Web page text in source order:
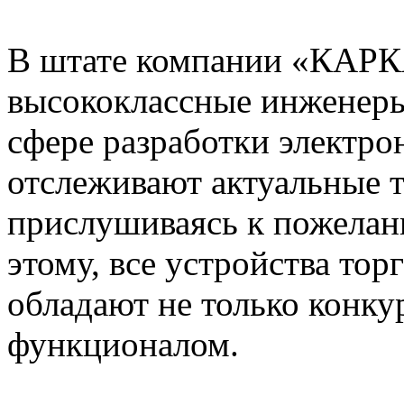
В штате компании
высококлассные
сфере разработки
отслеживают актуальные
прислушиваясь к
этому, все устройства
обладают не только
функционалом.